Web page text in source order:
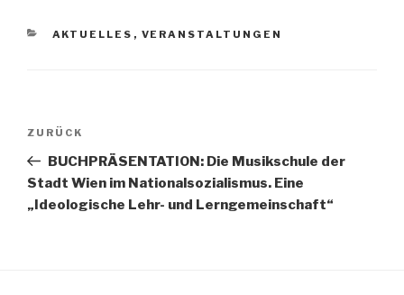
KATEGORIEN
AKTUELLES , VERANSTALTUNGEN
Beitragsnavigation
Vorheriger
Beitrag
ZURÜCK
BUCHPRÄSENTATION: Die Musikschule der
Stadt Wien im Nationalsozialismus. Eine
„Ideologische Lehr- und Lerngemeinschaft“